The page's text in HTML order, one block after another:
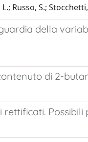
Russo, S.;
della
di 2-